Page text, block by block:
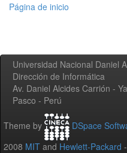
Página de inicio
Universidad Nacional Daniel
Dirección de Informática
Av. Daniel Alcides Carrión -
Pasco - Perú
Theme by DSpace
2008 MIT and Hewlett-Packard -